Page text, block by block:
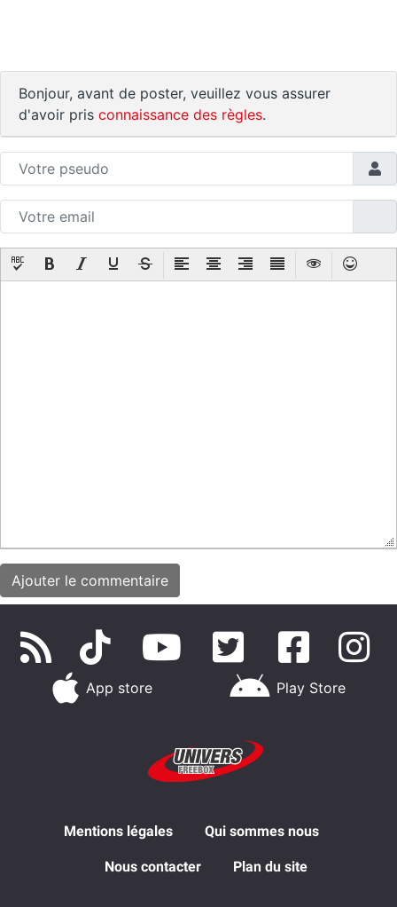
Bonjour, avant de poster, veuillez vous assurer
d'avoir pris connaissance des règles.
App store Play Store
Mentions légales Qui sommes nous
Nous contacter Plan du site